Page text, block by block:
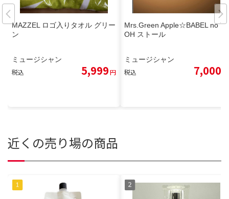
MAZZEL ロゴ入りタオル グリー
ン
ミュージシャン
税込 5,999円
Mrs.Green Apple☆BABEL no T
OH ストール
ミュージシャン
税込 7,000
近くの売り場の商品